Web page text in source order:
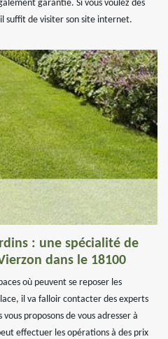
garantie. Si vous voulez des
suffit de visiter son site internet.
: une spécialité de
dans le 18100
où peuvent se reposer les
il va falloir contacter des experts
proposons de vous adresser à
effectuer les opérations à des prix